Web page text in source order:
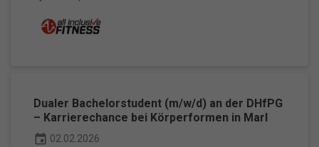
Dualer Bachelorstudent (m/w/d) an der DHfPG
– Karrierechance bei Körperformen in Marl
event 02.02.2026